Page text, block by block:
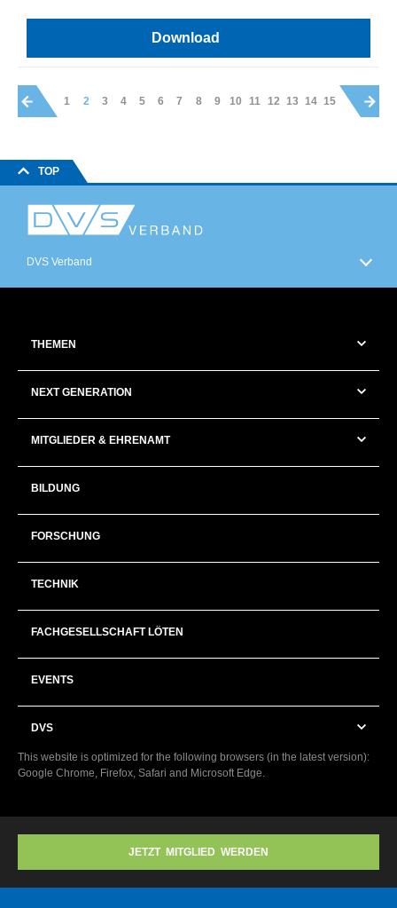
Download
1 2 3 4 5 6 7 8 9 10 11 12 13 14 15
TOP
DVS Verband
THEMEN
NEXT GENERATION
MITGLIEDER & EHRENAMT
BILDUNG
FORSCHUNG
TECHNIK
FACHGESELLSCHAFT LÖTEN
EVENTS
DVS
This website is optimized for the following browsers (in the latest version):
Google Chrome, Firefox, Safari and Microsoft Edge.
JETZT MITGLIED WERDEN